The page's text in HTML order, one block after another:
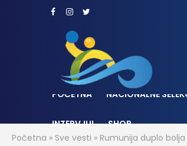
POČETNA NACIONALNE
INTERVJUI
SHOP
Početna » Sve vesti » Rumunija duplo